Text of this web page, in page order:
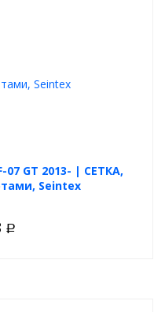
07 GT 2013- | СЕТКА,
Seintex
Р